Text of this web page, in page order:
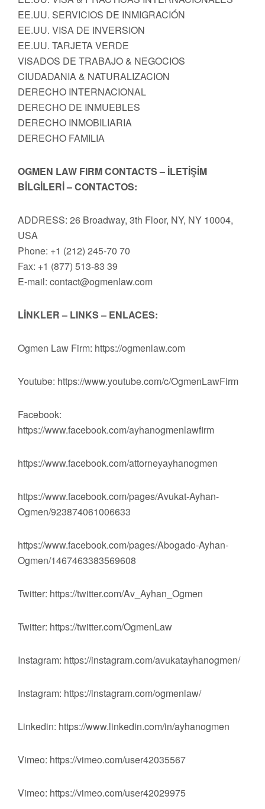
EE.UU. SERVICIOS DE INMIGRACIÓN
EE.UU. VISA DE INVERSION
EE.UU. TARJETA VERDE
VISADOS DE TRABAJO & NEGOCIOS
CIUDADANIA & NATURALIZACION
DERECHO INTERNACIONAL
DERECHO DE INMUEBLES
DERECHO INMOBILIARIA
DERECHO FAMILIA
OGMEN LAW FIRM CONTACTS – İLETİŞİM
BİLGİLERİ – CONTACTOS:
ADDRESS: 26 Broadway, 3th Floor, NY, NY 10004,
USA
Phone: +1 (212) 245-70 70
Fax: +1 (877) 513-83 39
E-mail: contact@ogmenlaw.com
LİNKLER – LINKS – ENLACES:
Ogmen Law Firm: https://ogmenlaw.com
Youtube: https://www.youtube.com/c/OgmenLawFirm
Facebook:
https://www.facebook.com/ayhanogmenlawfirm
https://www.facebook.com/attorneyayhanogmen
https://www.facebook.com/pages/Avukat-Ayhan-
Ogmen/923874061006633
https://www.facebook.com/pages/Abogado-Ayhan-
Ogmen/1467463383569608
Twitter: https://twitter.com/Av_Ayhan_Ogmen
Twitter: https://twitter.com/OgmenLaw
Instagram: https://instagram.com/avukatayhanogmen/
Instagram: https://instagram.com/ogmenlaw/
Linkedin: https://www.linkedin.com/in/ayhanogmen
Vimeo: https://vimeo.com/user42035567
Vimeo: https://vimeo.com/user42029975